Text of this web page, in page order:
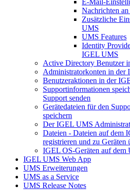
E-Mail-
Nachrichten an
Zusätzliche
UMS
UMS Features
Identity
IGEL UMS
Active Directory Benutzer
Administratorkonten in der
Benutzeraktionen in der
Supportinformationen
Support senden
Gerätedateien für den
speichern
Der IGEL UMS
Dateien - Dateien auf dem
registrieren und zu Geräten
IGEL OS-Geräten auf dem
IGEL UMS Web App
UMS Erweiterungen
UMS as a Service
UMS Release Notes